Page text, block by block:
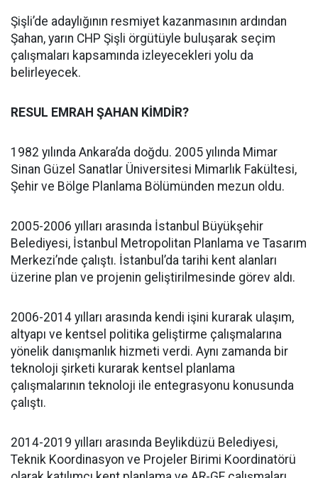
Şişli’de adaylığının resmiyet kazanmasının ardından
Şahan, yarın CHP Şişli örgütüyle buluşarak seçim
çalışmaları kapsamında izleyecekleri yolu da
belirleyecek.
RESUL EMRAH ŞAHAN KİMDİR?
1982 yılında Ankara’da doğdu. 2005 yılında Mimar
Sinan Güzel Sanatlar Üniversitesi Mimarlık Fakültesi,
Şehir ve Bölge Planlama Bölümünden mezun oldu.
2005-2006 yılları arasında İstanbul Büyükşehir
Belediyesi, İstanbul Metropolitan Planlama ve Tasarım
Merkezi’nde çalıştı. İstanbul’da tarihi kent alanları
üzerine plan ve projenin geliştirilmesinde görev aldı.
2006-2014 yılları arasında kendi işini kurarak ulaşım,
altyapı ve kentsel politika geliştirme çalışmalarına
yönelik danışmanlık hizmeti verdi. Aynı zamanda bir
teknoloji şirketi kurarak kentsel planlama
çalışmalarının teknoloji ile entegrasyonu konusunda
çalıştı.
2014-2019 yılları arasında Beylikdüzü Belediyesi,
Teknik Koordinasyon ve Projeler Birimi Koordinatörü